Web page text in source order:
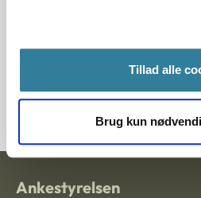
Tillad alle
Brug kun
2700001-13
Ankestyrelsen